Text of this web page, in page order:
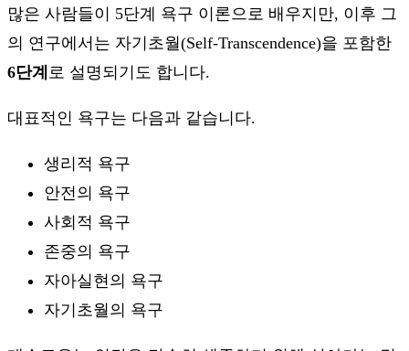
많은 사람들이 5단계 욕구 이론으로 배우지만, 이후 그
의 연구에서는 자기초월(Self-Transcendence)을 포함한
6단계 로 설명되기도 합니다.
대표적인 욕구는 다음과 같습니다.
생리적 욕구
안전의 욕구
사회적 욕구
존중의 욕구
자아실현의 욕구
자기초월의 욕구